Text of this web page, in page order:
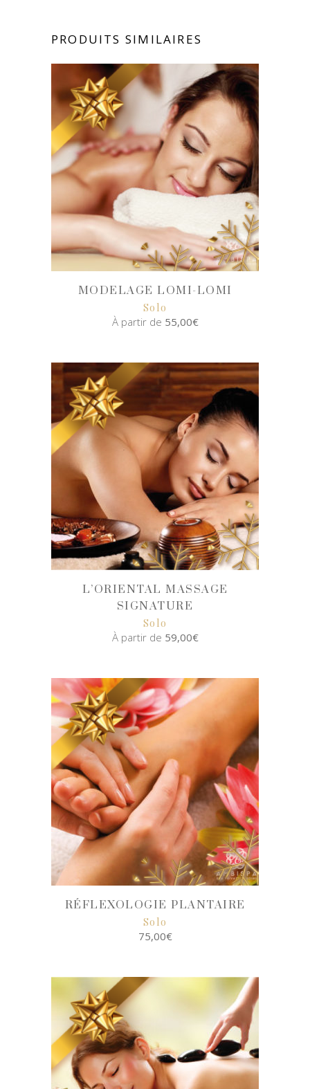
PRODUITS SIMILAIRES
MODELAGE LOMI-LOMI
Solo
À partir de 55,00€
SELECT
OPTIONS
L’ORIENTAL MASSAGE
SIGNATURE
Solo
À partir de 59,00€
SELECT
OPTIONS
RÉFLEXOLOGIE PLANTAIRE
Solo
75,00€
SELECT
OPTIONS